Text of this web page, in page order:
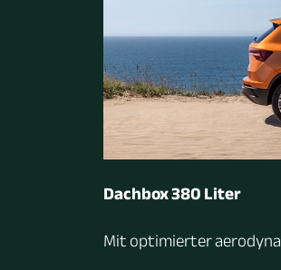
Dachbox 380 Liter
Mit optimierter